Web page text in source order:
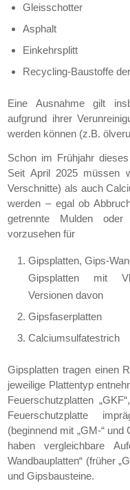
Gleisschotter
Asphalt
Einkehrsplitt
Recycling-Baustoffe
Eine Ausnahme gilt
aufgrund ihrer
werden können (z.B.
Schon im Frühjahr
Seit April 2025 müssen
Verschnitte) als auch
werden – egal ob
getrennte Mulden
vorzusehen für
Gipsplatten, Gips-
Gipsplatten mit
Versionen davon
Gipsfaserplatten
Calciumsulfatestrich
Gipsplatten tragen einen
jeweilige Plattentyp
Feuerschutzplatten
Feuerschutzplatte
(beginnend mit „GM-“ und
haben vergleichbare
Wandbauplatten“ (früher
und Gipsbausteine.